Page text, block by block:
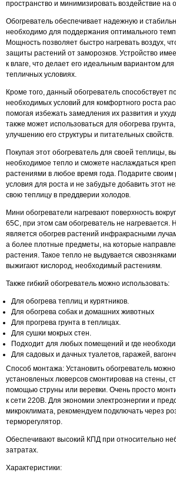
пространство и минимизировать воздействие
Обогреватель обеспечивает надежную и
необходимо для поддержания оптимального
Мощность позволяет быстро нагревать воздух,
защиты растений от заморозков. Устройство
к влаге, что делает его идеальным вариантом
тепличных условиях.
Кроме того, данный обогреватель способствует
необходимых условий для комфортного роста
помогая избежать замедления их развития и
также может использоваться для обогрева
улучшению его структуры и питательных свойств.
Покупая этот обогреватель для своей теплицы,
необходимое тепло и сможете наслаждаться
растениями в любое время года. Подарите
условия для роста и не забудьте добавить этот
свою теплицу в преддверии холодов.
Мини обогреватели нагревают поверхность
65С, при этом сам обогреватель не
является обогрев растений инфракрасными
а более плотные предметы, на которые
растения. Такое тепло не выдувается
выжигают кислород, необходимый растениям.
Также гибкий обогреватель можно использовать:
Для обогрева теплиц и курятников.
Для обогрева собак и домашних животных
Для прогрева грунта в теплицах.
Для сушки мокрых стен.
Подходит для любых помещений и где
Для садовых и дачных туалетов, гаражей,
Способ монтажа: Установить обогреватель
установленых люверсов смонтировав на стены,
помощью струны или веревки. Очень просто
к сети 220В. Для экономии электроэнергии и
микроклимата, рекомендуем подключать через
терморегулятор.
Обеспечивают высокий КПД при относительно
затратах.
Характеристики: